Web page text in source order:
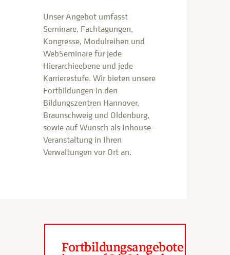
Unser Angebot umfasst
Seminare, Fachtagungen,
Kongresse, Modulreihen und
WebSeminare für jede
Hierarchieebene und jede
Karrierestufe. Wir bieten unsere
Fortbildungen in den
Bildungszentren Hannover,
Braunschweig und Oldenburg,
sowie auf Wunsch als Inhouse-
Veranstaltung in Ihren
Verwaltungen vor Ort an.
Fortbildungsangebote